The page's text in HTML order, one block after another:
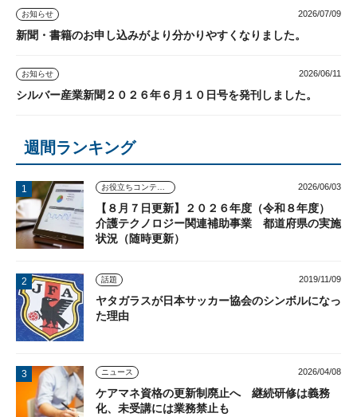
お知らせ 2026/07/09
新聞・書籍のお申し込みがより分かりやすくなりました。
お知らせ 2026/06/11
シルバー産業新聞２０２６年６月１０日号を発刊しました。
週間ランキング
2026/06/03
【８月７日更新】２０２６年度（令和８年度）
介護テクノロジー関連補助事業 都道府県の実施
状況（随時更新）
話題 2019/11/09
ヤタガラスが日本サッカー協会のシンボルになっ
た理由
ニュース 2026/04/08
ケアマネ資格の更新制廃止へ 継続研修は義務
化、未受講には業務禁止も